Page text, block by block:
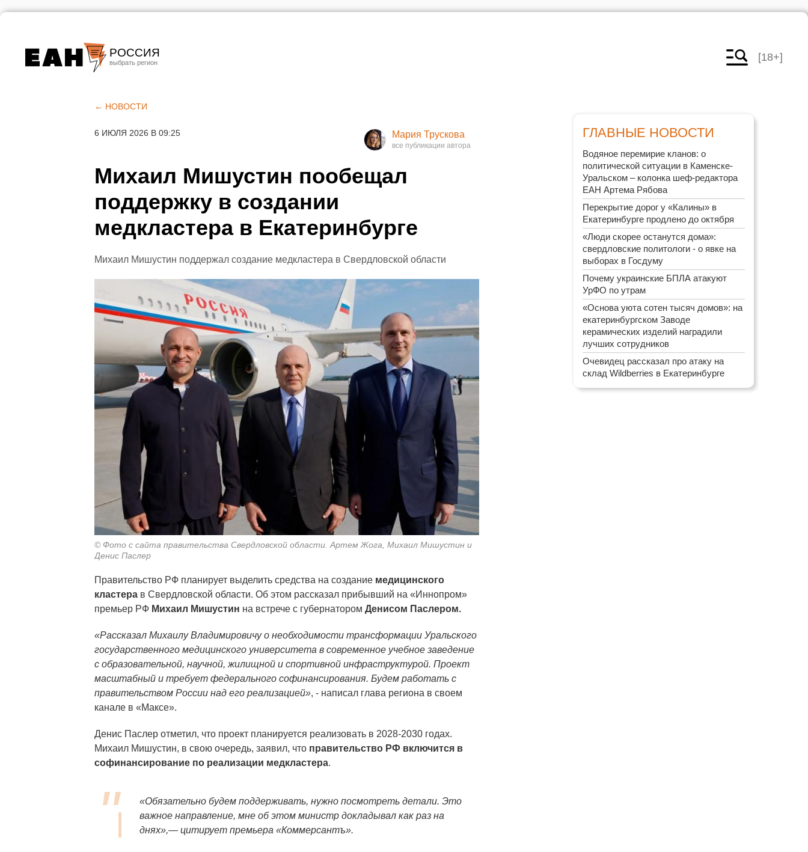
РОССИЯ
Челябинск
[18+]
← НОВОСТИ
6 ИЮЛЯ 2026 В 09:25 Мария Трускова
Михаил Мишустин пообещал
поддержку в создании
медкластера в Екатеринбурге
Михаил Мишустин поддержал создание медкластера в Свердловской области
© Фото с сайта правительства Свердловской области. Артем Жога, Михаил Мишустин и
Денис Паслер
Правительство РФ планирует выделить средства на создание медицинского
кластера в Свердловской области. Об этом рассказал прибывший на «Иннопром»
премьер РФ Михаил Мишустин на встрече с губернатором Денисом Паслером.
«Рассказал Михаилу Владимировичу о необходимости трансформации Уральского
государственного медицинского университета в современное учебное заведение
с образовательной, научной, жилищной и спортивной инфраструктурой. Проект
масштабный и требует федерального софинансирования. Будем работать с
правительством России над его реализацией», - написал глава региона в своем
канале в «Максе».
Денис Паслер отметил, что проект планируется реализовать в 2028-2030 годах.
Михаил Мишустин, в свою очередь, заявил, что правительство РФ включится в
софинансирование по реализации медкластера.
«Обязательно будем поддерживать, нужно посмотреть детали. Это
важное направление, мне об этом министр докладывал как раз на
днях»,— цитирует премьера «Коммерсантъ».
ГЛАВНЫЕ НОВОСТИ
Водяное перемирие кланов: о
политической ситуации в Каменске-
Уральском – колонка шеф-редактора
ЕАН Артема Рябова
Перекрытие дорог у «Калины» в
Екатеринбурге продлено до октября
«Люди скорее останутся дома»:
свердловские политологи - о явке на
выборах в Госдуму
Почему украинские БПЛА атакуют
УрФО по утрам
«Основа уюта сотен тысяч домов»: на
екатеринбургском Заводе
керамических изделий наградили
лучших сотрудников
Очевидец рассказал про атаку на
склад Wildberries в Екатеринбурге